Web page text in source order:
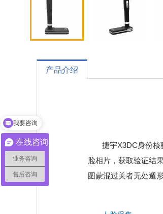
产品介绍
捷宇X3DC身份核
脸相片，获取验证结
图蒙混过关者无处遁形
在线咨询
业务咨询
售后咨询
我要咨询